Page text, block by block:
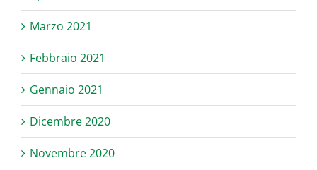
Marzo 2021
Febbraio 2021
Gennaio 2021
Dicembre 2020
Novembre 2020